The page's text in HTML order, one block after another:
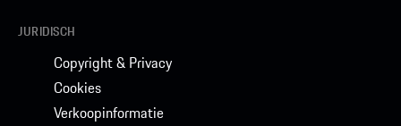
JURIDISCH
Copyright & Privacy
Cookies
Verkoopinformatie